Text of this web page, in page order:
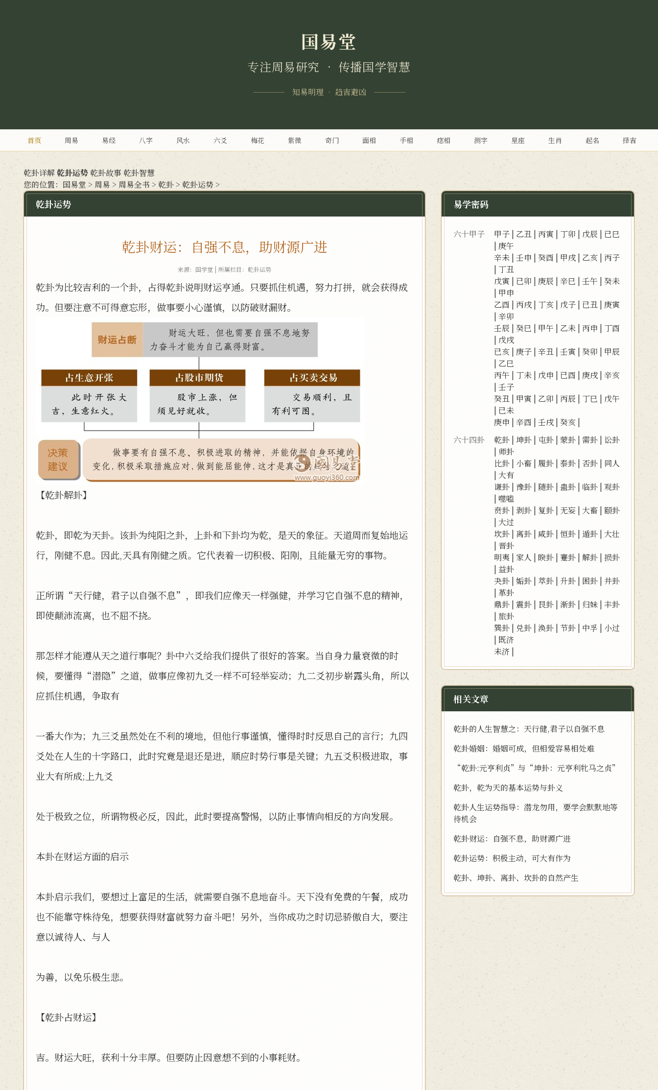
国易堂
专注周易研究 • 传播国学智慧
知易明理 • 趋吉避凶
首页 周易 易经 八字 风水 六爻 梅花 紫微 奇门 面相 手相 痣相 测字 星座 生肖 起名 择吉
乾卦详解乾卦运势乾卦故事乾卦智慧
您的位置： 国易堂 > 周易 > 周易全书 > 乾卦 > 乾卦运势 >
乾卦运势
乾卦财运：自强不息，助财源广进
来源：国学堂 | 所属栏目：乾卦运势
乾卦为比较吉利的一个卦，占得乾卦说明财运亨通。只要抓住机遇，努力打拼，就会获得成
功。但要注意不可得意忘形，做事要小心谨慎，以防破财漏财。
【乾卦解卦】
乾卦，即乾为天卦。该卦为纯阳之卦，上卦和下卦均为乾，是天的象征。天道周而复始地运
行，刚健不息。因此,天具有刚健之质。它代表着一切积极、阳刚，且能量无穷的事物。
正所谓“天行健，君子以自强不息”，即我们应像天一样强健，并学习它自强不息的精神，
即使颠沛流离，也不屈不挠。
那怎样才能遵从天之道行事呢？卦中六爻给我们提供了很好的答案。当自身力量衰微的时
候，要懂得“潜隐”之道，做事应像初九爻一样不可轻举妄动；九二爻初步崭露头角，所以
应抓住机遇，争取有
一番大作为；九三爻虽然处在不利的境地，但他行事谨慎，懂得时时反思自己的言行；九四
爻处在人生的十字路口，此时究竟是退还是进，顺应时势行事是关键；九五爻积极进取，事
业大有所成;上九爻
处于极致之位，所谓物极必反，因此，此时要提高警惕，以防止事情向相反的方向发展。
本卦在财运方面的启示
本卦启示我们，要想过上富足的生活，就需要自强不息地奋斗。天下没有免费的午餐，成功
也不能靠守株待兔，想要获得财富就努力奋斗吧！另外，当你成功之时切忌骄傲自大，要注
意以诚待人、与人
为善，以免乐极生悲。
【乾卦占财运】
吉。财运大旺，获利十分丰厚。但要防止因意想不到的小事耗财。
易学密码
六十甲子 甲子 | 乙丑 |丙寅 | 丁卯 | 戊辰 | 已巳
| 庚午
辛未 |壬申 |癸酉 | 甲戌 | 乙亥 |丙子
| 丁丑
戊寅 | 已卯 | 庚辰 |辛巳 |壬午 |癸未
| 甲申
乙酉 |丙戌 | 丁亥 | 戊子 | 已丑 | 庚寅
|辛卯
壬辰 |癸巳 | 甲午 | 乙未 |丙申 | 丁酉
| 戊戌
已亥 | 庚子 |辛丑 |壬寅 |癸卯 | 甲辰
| 乙巳
丙午 | 丁未 | 戊申 | 已酉 | 庚戌 |辛亥
|壬子
癸丑 | 甲寅 | 乙卯 |丙辰 | 丁巳 | 戊午
| 已未
庚申 |辛酉 |壬戌 |癸亥 |
六十四卦
乾卦 | 坤卦 | 屯卦 |蒙卦 |需卦 | 讼卦
| 师卦
比卦 | 小畜 | 履卦 |泰卦 | 否卦 | 同人
|大有
谦卦 |豫卦 | 随卦 | 蛊卦 | 临卦 |观卦
| 噬嗑
贲卦 | 剥卦 | 复卦 | 无妄 |大畜 | 颐卦
|大过
坎卦 |离卦 | 咸卦 |恒卦 |遁卦 |大壮
| 晋卦
明夷 |家人 |睽卦 | 蹇卦 |解卦 |损卦
| 益卦
夬卦 |姤卦 | 萃卦 |升卦 | 困卦 |井卦
|革卦
鼎卦 |震卦 | 艮卦 |渐卦 | 归妹 |丰卦
| 旅卦
巽卦 | 兑卦 |涣卦 |节卦 | 中孚 | 小过
| 既济
未济 |
相关文章
乾卦的人生智慧之：天行健,君子以自强不息
乾卦婚姻：婚姻可成，但相爱容易相处难
“乾卦:元亨利贞”与“坤卦：元亨利牝马之贞”
乾卦，乾为天的基本运势与卦义
乾卦人生运势指导：潜龙勿用，要学会默默地等
待机会
乾卦财运：自强不息，助财源广进
乾卦运势：积极主动，可大有作为
乾卦、坤卦、离卦、坎卦的自然产生